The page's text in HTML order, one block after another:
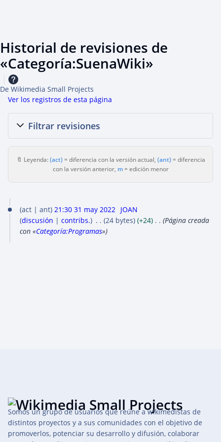
Historial de revisiones de
«Categoría:SuenaWiki»
De Wikimedia Small Projects
Ver los registros de esta página
Filtrar revisiones
🔖 Leyenda:(act)= diferencia con la versión actual, (ant)= diferencia
con la versión anterior, m= edición menor
3
a
act ant 21:30 31 may 2022 JOAN
discusión
contribs. 24 bytes +24
Página creada
con «Categoría:Programas»
Somos un grupo de usuarios que reúne a wikimedistas de
distintos proyectos y a sus comunidades con el objetivo de
promoverlos, potenciar su desarrollo y difusión, colaborar